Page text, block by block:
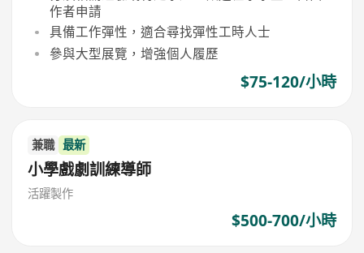
作者申請
具備工作彈性，適合尋找彈性工時人士
參與大型展覽，增強個人履歷
$75-120/小時
兼職 最新
小學戲劇訓練導師
活躍製作
$500-700/小時